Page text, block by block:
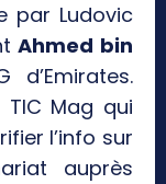
par Ludovic
Ahmed bin
d’Emirates.
Mag qui
l’info sur
auprès